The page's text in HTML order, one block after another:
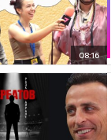
08:16